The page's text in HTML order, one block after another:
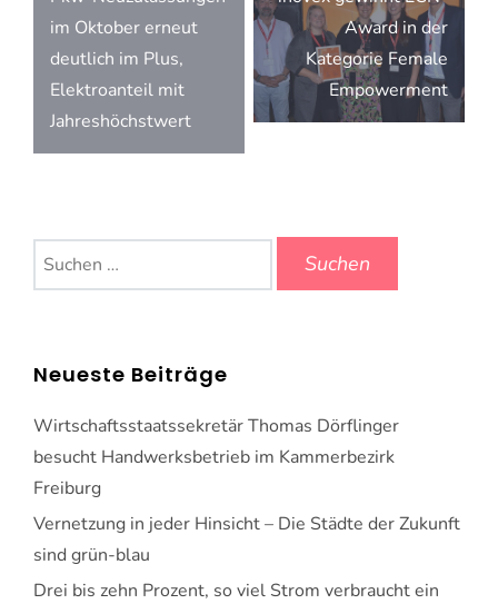
im Oktober erneut
deutlich im Plus,
Elektroanteil mit
Jahreshöchstwert
Award in der
Kategorie Female
Empowerment
Suchen
nach:
Neueste Beiträge
Wirtschaftsstaatssekretär Thomas Dörflinger
besucht Handwerksbetrieb im Kammerbezirk
Freiburg
Vernetzung in jeder Hinsicht – Die Städte der Zukunft
sind grün-blau
Drei bis zehn Prozent, so viel Strom verbraucht ein